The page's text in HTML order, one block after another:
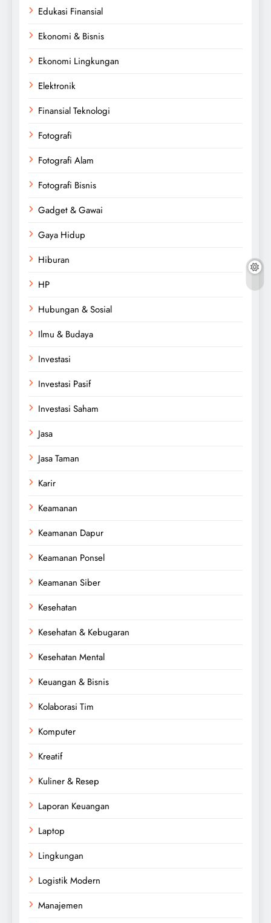
Edukasi Finansial
Ekonomi & Bisnis
Ekonomi Lingkungan
Elektronik
Finansial Teknologi
Fotografi
Fotografi Alam
Fotografi Bisnis
Gadget & Gawai
Gaya Hidup
Hiburan
HP
Hubungan & Sosial
Ilmu & Budaya
Investasi
Investasi Pasif
Investasi Saham
Jasa
Jasa Taman
Karir
Keamanan
Keamanan Dapur
Keamanan Ponsel
Keamanan Siber
Kesehatan
Kesehatan & Kebugaran
Kesehatan Mental
Keuangan & Bisnis
Kolaborasi Tim
Komputer
Kreatif
Kuliner & Resep
Laporan Keuangan
Laptop
Lingkungan
Logistik Modern
Manajemen